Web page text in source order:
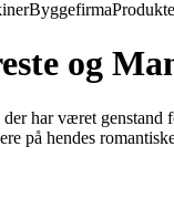
Byggefirma
og
har været
på hendes